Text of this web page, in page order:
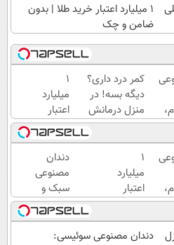
۱ میلیارد اعتبار خرید طلا | بدون
ضامن و چک
کمر درد داری؟
دیگه بسه! در
منزل درمانش
کن
(◀پرسش‌نامه)
۱
میلیارد
اعتبار
خرید
طلا |
بدون
ضامن
و چک
۱
میلیارد
اعتبار
خرید
طلا |
بدون
دندان
مصنوعی
سبک و
مقاوم
می‌خوای؟
پرداخت
دندان مصنوعی سوئیسی: